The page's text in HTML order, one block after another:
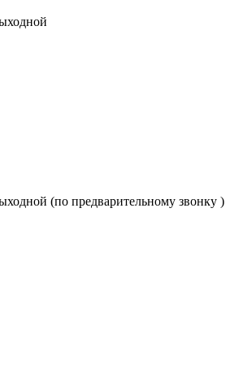
(по предварительному звонку )